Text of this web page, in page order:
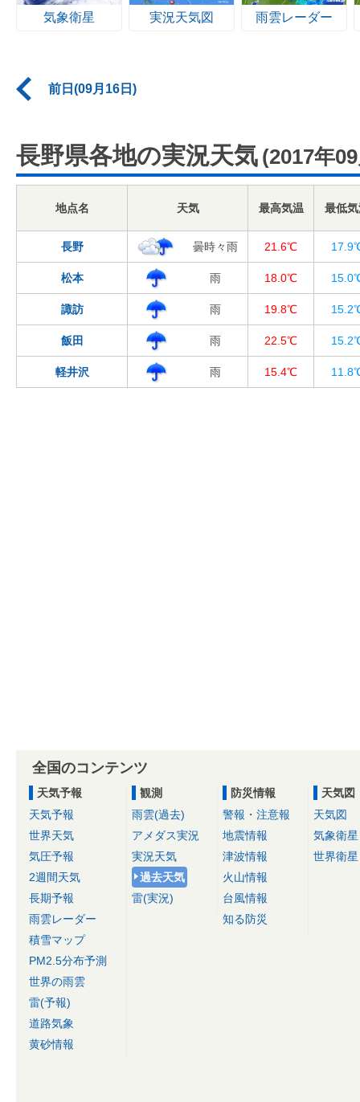
気象衛星 実況天気図 雨雲レーダー
前日(09月16日)
長野県各地の実況天気 (2017年
地点名 天気 最高気温 最低
長野 曇時々雨 21.6℃
松本 雨 18.0℃
諏訪 雨 19.8℃
飯田 雨 22.5℃
軽井沢 雨 15.4℃
全国のコンテンツ
天気予報
天気予報
世界天気
気圧予報
2週間天気
長期予報
雨雲レーダー
積雪マップ
PM2.5分布予測
世界の雨雲
雷(予報)
道路気象
黄砂情報
観測
雨雲(過去)
アメダス実況
実況天気
過去天気
雷(実況)
防災情報
警報・注意報
地震情報
津波情報
火山情報
台風情報
知る防災
天気図
天気図
気象衛星
世界衛星